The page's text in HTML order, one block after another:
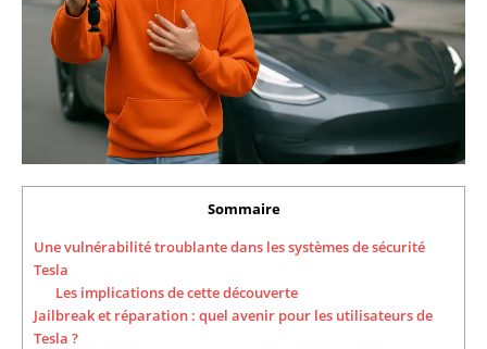
Sommaire
Une vulnérabilité troublante dans les systèmes de sécurité
Tesla
Les implications de cette découverte
Jailbreak et réparation : quel avenir pour les utilisateurs de
Tesla ?